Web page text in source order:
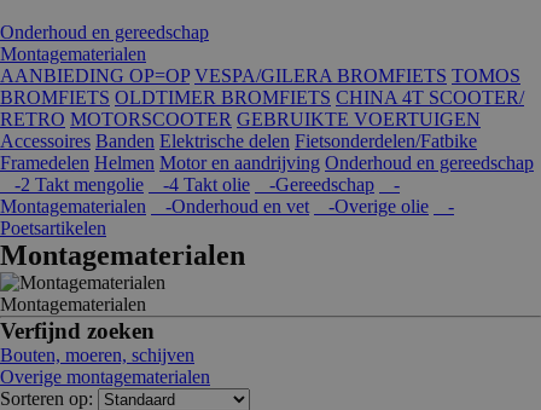
Onderhoud en gereedschap
Montagematerialen
AANBIEDING OP=OP VESPA/GILERA BROMFIETS TOMOS
BROMFIETS OLDTIMER BROMFIETS CHINA 4T SCOOTER/
RETRO MOTORSCOOTER GEBRUIKTE VOERTUIGEN
Accessoires Banden Elektrische delen Fietsonderdelen/Fatbike
Framedelen Helmen Motor en aandrijving Onderhoud en gereedschap
-2 Takt mengolie
-4 Takt olie -Gereedschap
-
Montagematerialen
-Onderhoud en vet -Overige olie
-
Poetsartikelen
Montagematerialen
Montagematerialen
Verfijnd zoeken
Bouten, moeren, schijven
Overige montagematerialen
Sorteren op: